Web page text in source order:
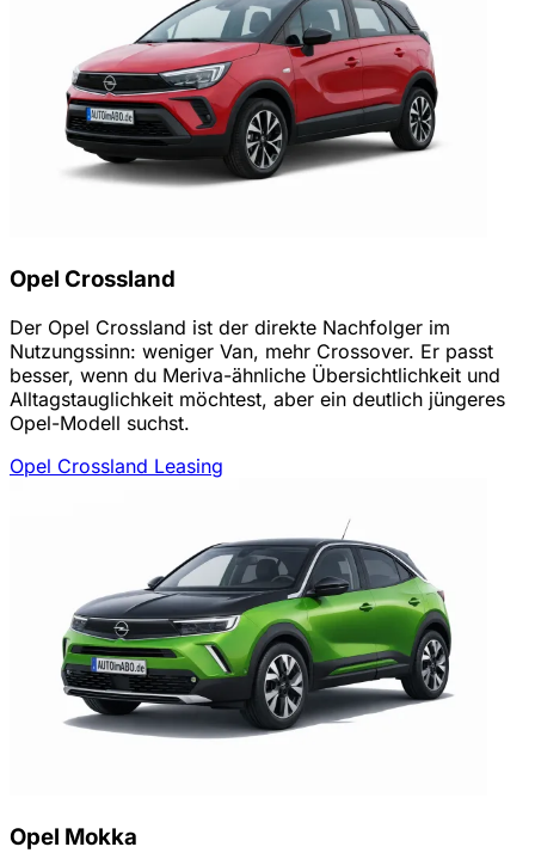
Opel Crossland
Der Opel Crossland ist der direkte Nachfolger im
Nutzungssinn: weniger Van, mehr Crossover. Er passt
besser, wenn du Meriva-ähnliche Übersichtlichkeit und
Alltagstauglichkeit möchtest, aber ein deutlich jüngeres
Opel-Modell suchst.
Opel Crossland Leasing
Opel Mokka